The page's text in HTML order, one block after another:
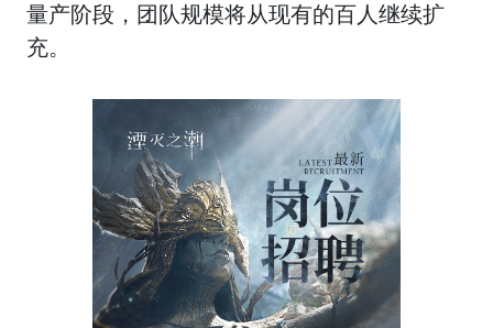
量产阶段，团队规模将从现有的百人继续扩
充。